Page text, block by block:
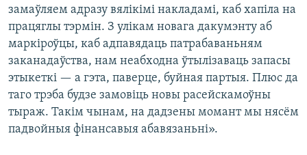
замаўляем адразу вялікімі накладамі, каб хапіла на
працяглы тэрмін. З улікам новага дакумэнту аб
маркіроўцы, каб адпавядаць патрабаваньням
заканадаўства, нам неабходна ўтылізаваць запасы
этыкеткі — а гэта, паверце, буйная партыя. Плюс да
таго трэба будзе замовіць новы расейскамоўны
тыраж. Такім чынам, на дадзены момант мы нясём
падвойныя фінансавыя абавязаньні».